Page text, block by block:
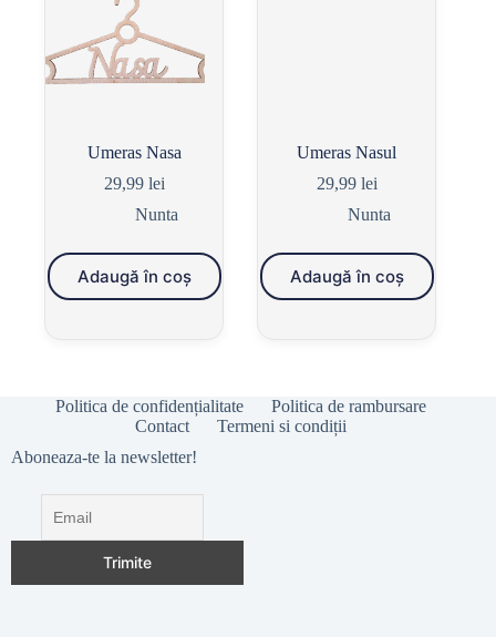
Umeras Nasa
29,99 lei
Nunta
Adaugă în coș
Umeras Nasul
29,99 lei
Nunta
Adaugă în coș
Politica de confidențialitate
Politica de rambursare
Contact
Termeni si condiții
Aboneaza-te la newsletter!